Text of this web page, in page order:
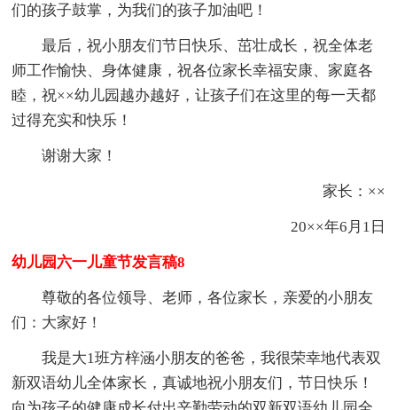
们的孩子鼓掌，为我们的孩子加油吧！
最后，祝小朋友们节日快乐、茁壮成长，祝全体老
师工作愉快、身体健康，祝各位家长幸福安康、家庭各
睦，祝××幼儿园越办越好，让孩子们在这里的每一天都
过得充实和快乐！
谢谢大家！
家长：××
20××年6月1日
幼儿园六一儿童节发言稿8
尊敬的各位领导、老师，各位家长，亲爱的小朋友
们：大家好！
我是大1班方梓涵小朋友的爸爸，我很荣幸地代表双
新双语幼儿全体家长，真诚地祝小朋友们，节日快乐！